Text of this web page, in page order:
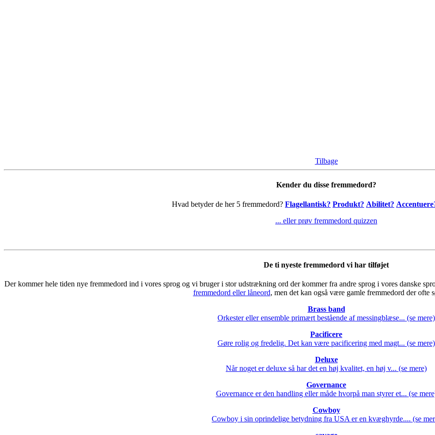
Tilbage
Kender du disse fremmedord?
Hvad betyder de her 5 fremmedord? Flagellantisk? Produkt? Abilitet?
... eller prøv fremmedord quizzen
De ti nyeste fremmedord vi har tilføjet
Der kommer hele tiden nye fremmedord ind i vores sprog og vi bruger i stor udstrækning ord der kommer fra andre sprog i vores danske
fremmedord eller låneord, men det kan også være gamle fremmedord der ofte
Brass band
Orkester eller ensemble primært bestående af messingblæse... (se mere)
Pacificere
Gøre rolig og fredelig. Det kan være pacificering med magt... (se mere)
Deluxe
Når noget er deluxe så har det en høj kvalitet, en høj v... (se mere)
Governance
Governance er den handling eller måde hvorpå man styrer et... (se
Cowboy
Cowboy i sin oprindelige betydning fra USA er en kvæghyrde.... (se